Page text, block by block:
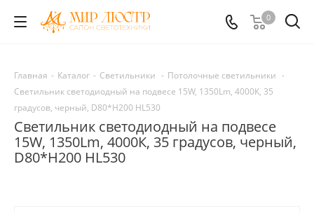
0
Главная - Каталог - Светильники - Потолочные светильники -
Светильник светодиодный на подвесе 15W, 1350Lm, 4000К, 35
градусов, черный, D80*H200 HL530
Светильник светодиодный на подвесе
15W, 1350Lm, 4000К, 35 градусов, черный,
D80*H200 HL530